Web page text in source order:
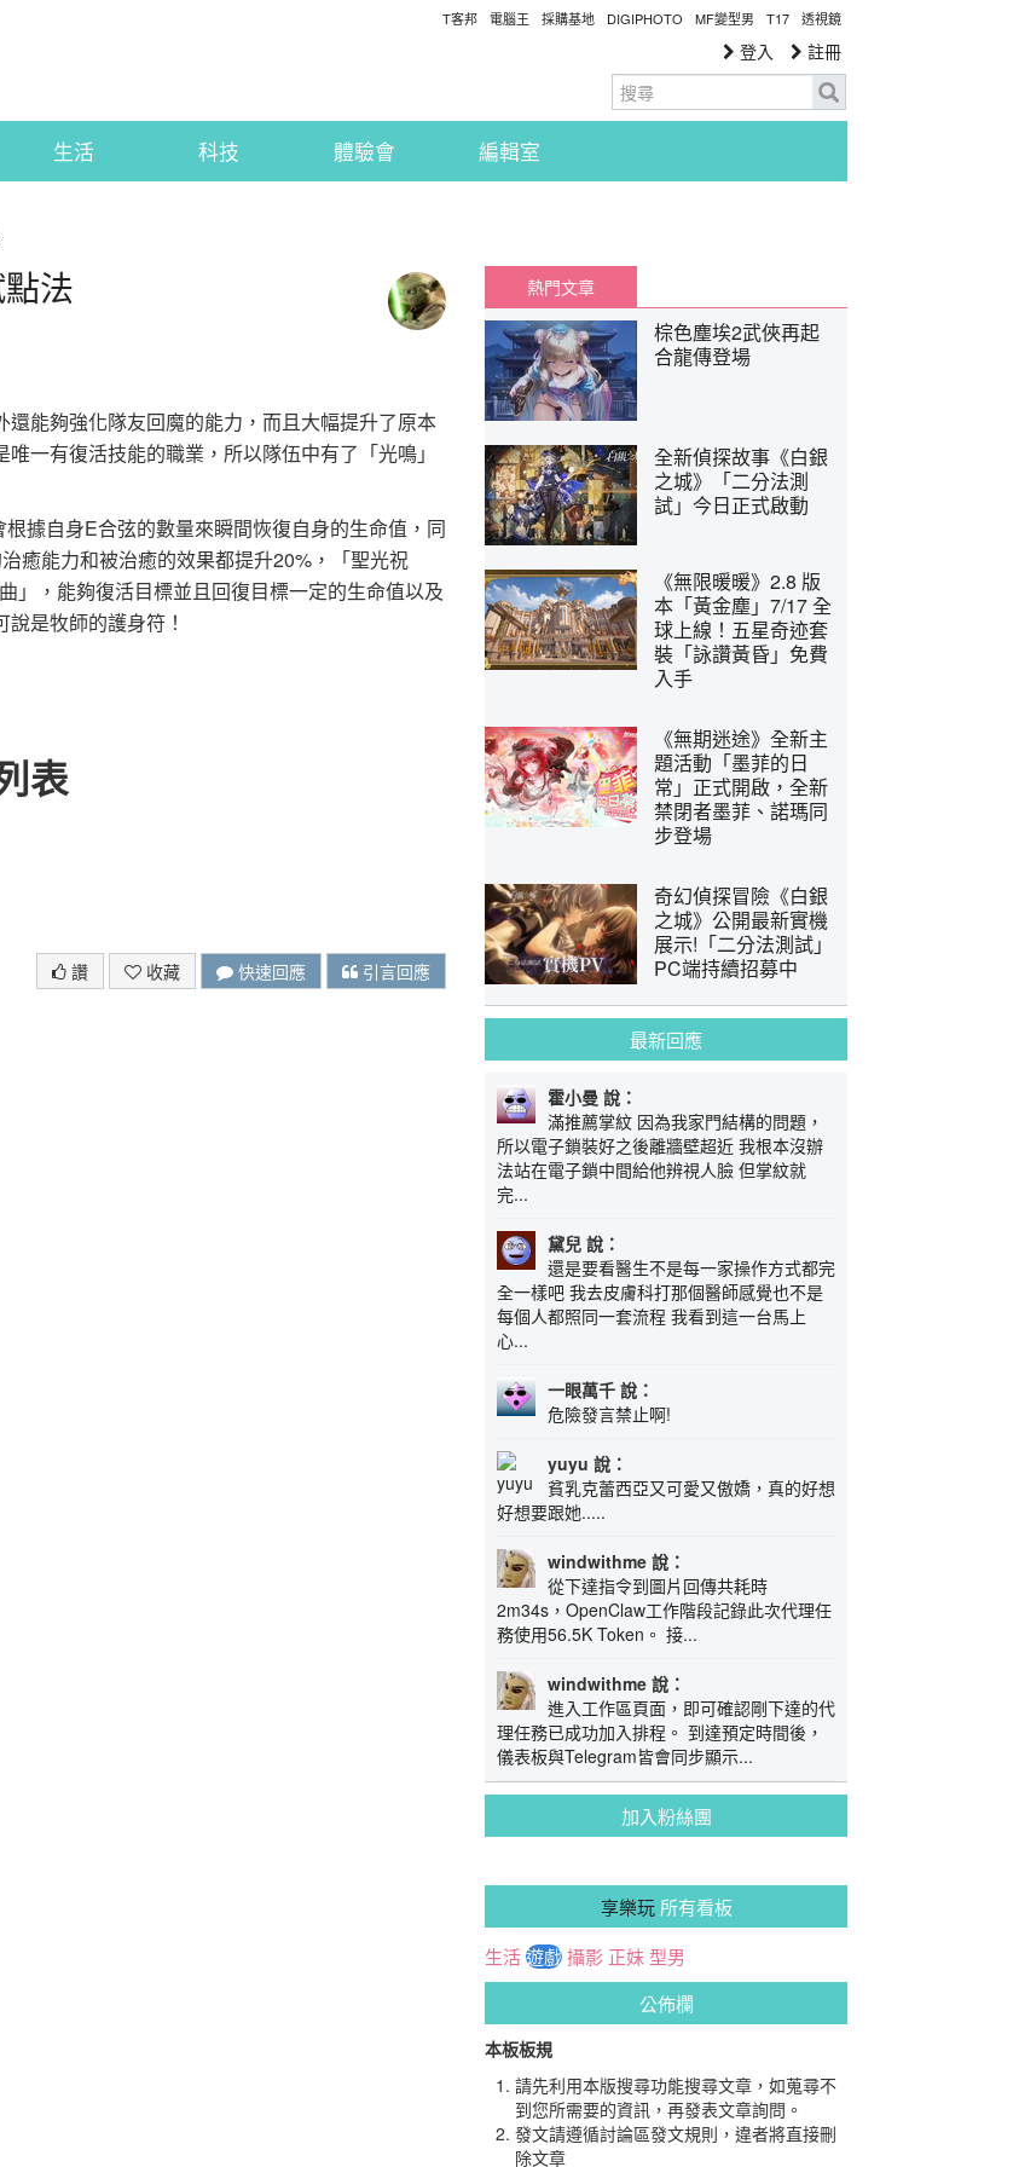
T客邦 電腦王 採購基地 DIGIPHOTO MF變型男 T17 透視鏡
登入 註冊
生活 科技 體驗會 編輯室
法
能夠強化隊友回魔的能力，而且大幅提升了原本
一有復活技能的職業，所以隊伍中有了「光鳴」
據自身E合弦的數量來瞬間恢復自身的生命值，同
癒能力和被治癒的效果都提升20%，「聖光祝
」，能夠復活目標並且回復目標一定的生命值以及
是牧師的護身符！
表
讚 收藏 快速回應 引言回應
熱門文章
棕色塵埃2武俠再起
合龍傳登場
全新偵探故事《白銀
之城》「二分法測
試」今日正式啟動
《無限暖暖》2.8 版
本「黃金塵」7/17 全
球上線！五星奇迹套
裝「詠讚黃昏」免費
入手
《無期迷途》全新主
題活動「墨菲的日
常」正式開啟，全新
禁閉者墨菲、諾瑪同
步登場
奇幻偵探冒險《白銀
之城》公開最新實機
展示!「二分法測試」
PC端持續招募中
最新回應
霍小曼 說：
滿推薦掌紋 因為我家門結構的問題，
所以電子鎖裝好之後離牆壁超近 我根本沒辦
法站在電子鎖中間給他辨視人臉 但掌紋就
完...
黛兒 說：
還是要看醫生不是每一家操作方式都完
全一樣吧 我去皮膚科打那個醫師感覺也不是
每個人都照同一套流程 我看到這一台馬上
心...
一眼萬千 說：
危險發言禁止啊!
yuyu 說：
貧乳克蕾西亞又可愛又傲嬌，真的好想
好想要跟她.....
windwithme 說：
從下達指令到圖片回傳共耗時
2m34s，OpenClaw工作階段記錄此次代理任
務使用56.5K Token。 接...
windwithme 說：
進入工作區頁面，即可確認剛下達的代
理任務已成功加入排程。 到達預定時間後，
儀表板與Telegram皆會同步顯示...
加入粉絲團
享樂玩所有看板
生活遊戲攝影 正妹 型男
公佈欄
本板板規
請先利用本版搜尋功能搜尋文章，如蒐尋不
到您所需要的資訊，再發表文章詢問。
發文請遵循討論區發文規則，違者將直接刪
除文章